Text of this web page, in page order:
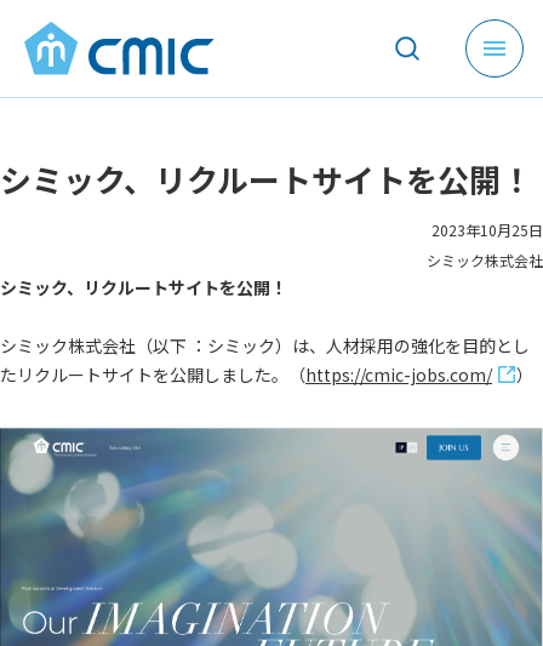
メ
ニ
を
開
く
シミック、リクルートサイトを公開！
2023年10月25日
シミック株式会社
シミック、リクルートサイトを公開！
シミック株式会社（以下 ：シミック）は、人材採用の強化を目的とし
たリクルートサイトを公開しました。（https://cmic-jobs.com/ ）